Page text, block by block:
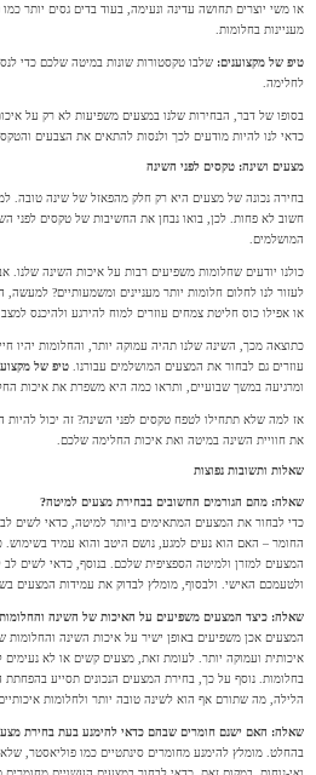
או משי יוצרים תחושה עדינה ונעימה, בעוד בדים גסים יותר
מעניינות בחלומות.
טיפ של מקצוענים: שלבו טקסטורות שונות במיטה שלכם כדי
לחלימה.
בסופו של דבר, הבחירות שלנו במצעים משפיעות לא רק על
כדאי לנו להיות מודעים לכך ולנסות להתאים את הצבעים
מצעים ושינה: טקסים לפני השינה
בחירה נכונה של מצעים היא רק חלק מהפאזל של שינה טובה.
חשוב לא פחות. לכן, בואו נבחן את החשיבות של טקסים לפני
המושלמים.
כולנו יודעים שחלומות משפיעים רבות על איכות השינה שלנו.
לעזור לנו לחלום חלומות יותר מעניינים ומשמעותיים?
או אפילו כוס חליטת צמחים עוזרים למוח להירגע ולהיכנס למצב
כתוצאה מכך, השינה שלנו תהיה עמוקה יותר, והחלומות יהיו
עוזרים גם לבחור את המצעים המושלמים עבורנו. טיפ של
ומרגיעה במשך שבועיים, ותראו כמה היא משפרת את איכות
אז למה שלא תתחילו לטפח טקסים לפני השינה? זה יכול
את חוויית השינה במיטה ואת איכות החלימה שלכם.
שאלות ותשובות נפוצות
שאלה: מהם הגורמים החשובים בבחירת מצעים למיטה?
כדי לבחור את המצעים המתאימים ביותר למיטה, כדאי לשים
החומר – האם הוא נעים למגע, נושם היטב והוא עמיד
המצעים למזרן ולמיטה הספציפית שלכם. בנוסף, כדאי לשים לב
ולטעמכם האישי. ולבסוף, מומלץ לבדוק את עמידות המצעים
שאלה: כיצד המצעים משפיעים על האיכות של השינה
המצעים אכן משפיעים באופן ישיר על איכות השינה והחלומות
איכותית ועמוקה יותר. לעומת זאת, מצעים קשים או לא נעימים
בחלומות. נוסף על כך, בחירת המצעים הנכונים תסייע
הלילה, מה שתורם אף הוא לשינה טובה יותר ולחלומות
שאלה: האם ישנם חומרים שבהם כדאי להימנע בעת בחירת
בהחלט. מומלץ להימנע מחומרים סינתטיים כמו פוליאסטר,